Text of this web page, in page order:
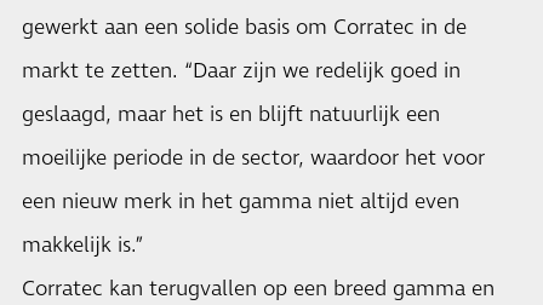
gewerkt aan een solide basis om Corratec in de
markt te zetten. “Daar zijn we redelijk goed in
geslaagd, maar het is en blijft natuurlijk een
moeilijke periode in de sector, waardoor het voor
een nieuw merk in het gamma niet altijd even
makkelijk is.”
Corratec kan terugvallen op een breed gamma en